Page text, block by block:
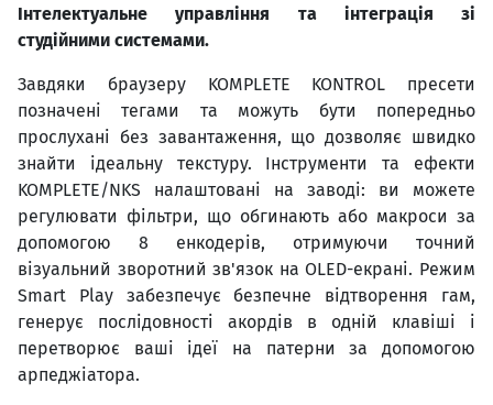
Інтелектуальне управління та інтеграція зі
студійними системами.
Завдяки браузеру KOMPLETE KONTROL пресети
позначені тегами та можуть бути попередньо
прослухані без завантаження, що дозволяє швидко
знайти ідеальну текстуру. Інструменти та ефекти
KOMPLETE/NKS налаштовані на заводі: ви можете
регулювати фільтри, що обгинають або макроси за
допомогою 8 енкодерів, отримуючи точний
візуальний зворотний зв'язок на OLED-екрані. Режим
Smart Play забезпечує безпечне відтворення гам,
генерує послідовності акордів в одній клавіші і
перетворює ваші ідеї на патерни за допомогою
арпеджіатора.